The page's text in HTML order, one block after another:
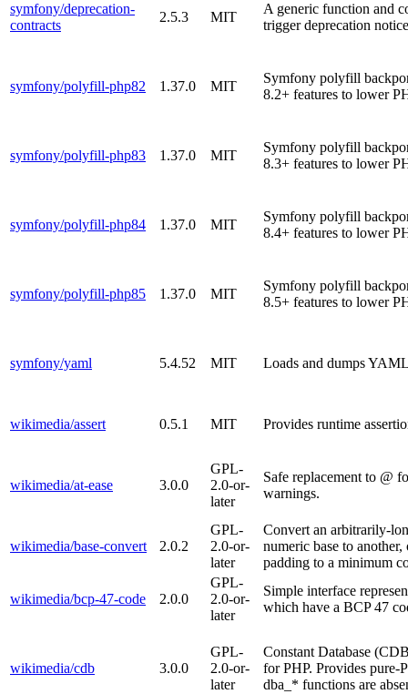
symfony/deprecation-
contracts
2.5.3 MIT
A generic function and
trigger deprecation
symfony/polyfill-php82 1.37.0 MIT
Symfony polyfill
8.2+ features to lower
symfony/polyfill-php83 1.37.0 MIT
Symfony polyfill
8.3+ features to lower
symfony/polyfill-php84 1.37.0 MIT
Symfony polyfill
8.4+ features to lower
symfony/polyfill-php85 1.37.0 MIT
Symfony polyfill
8.5+ features to lower
symfony/yaml 5.4.52 MIT Loads and dumps
wikimedia/assert 0.5.1 MIT Provides runtime
wikimedia/at-ease 3.0.0
GPL-
2.0-or-
later
Safe replacement to @
warnings.
wikimedia/base-convert 2.0.2
GPL-
2.0-or-
later
Convert an arbitrarily-
numeric base to
padding to a minimum
wikimedia/bcp-47-code 2.0.0
GPL-
2.0-or-
later
Simple interface
which have a BCP 47
wikimedia/cdb 3.0.0
GPL-
2.0-or-
later
Constant Database
for PHP. Provides pure-
dba_* functions are